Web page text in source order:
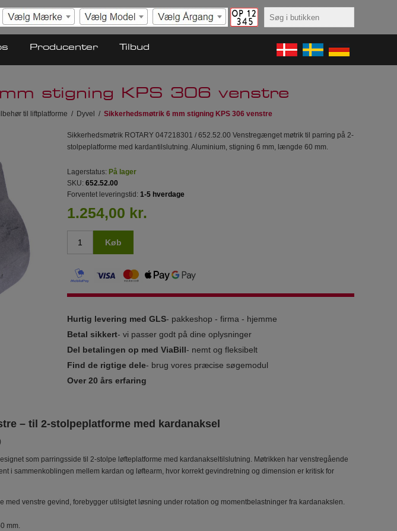
Producenter Tilbud
stigning KPS 306 venstre
til liftplatforme / Dyvel / Sikkerhedsmøtrik 6 mm stigning KPS 306 venstre
Sikkerhedsmøtrik ROTARY 047218301 / 652.52.00 Venstregænget møtrik til parring på 2-
stolpeplatforme med kardantilslutning. Aluminium, stigning 6 mm, længde 60 mm.
Lagerstatus: På lager
SKU: 652.52.00
Forventet leveringstid: 1-5 hverdage
1.254,00 kr.
Køb
Hurtig levering med GLS- pakkeshop - firma - hjemme
Betal sikkert- vi passer godt på dine oplysninger
Del betalingen op med ViaBill- nemt og fleksibelt
Find de rigtige dele- brug vores præcise søgemodul
Over 20 års erfaring
– til 2-stolpeplatforme med kardanaksel
som parringsside til 2-stolpe løfteplatforme med kardanakseltilslutning. Møtrikken har venstregående
i sammenkoblingen mellem kardan og løftearm, hvor korrekt gevindretning og dimension er kritisk for
med venstre gevind, forebygger utilsigtet løsning under rotation og momentbelastninger fra kardanakslen.
mm.